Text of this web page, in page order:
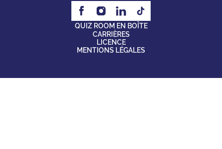
QUIZ ROOM EN BOÎTE
CARRIÈRES
LICENCE
MENTIONS LÉGALES